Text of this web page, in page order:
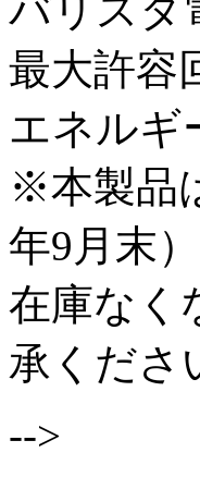
バリスタ
最大許容
エネルギ
※本製品
年9月末）
在庫なく
承くださ
-->